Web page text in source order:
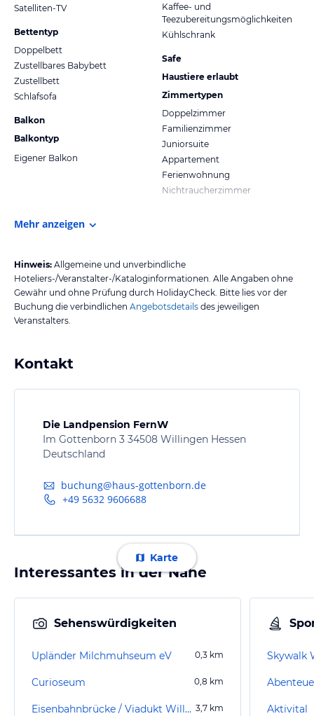
Satelliten-TV
Bettentyp
Doppelbett
Zustellbares Babybett
Zustellbett
Schlafsofa
Balkon
Balkontyp
Eigener Balkon
Kaffee- und
Teezubereitungsmöglichkeiten
Kühlschrank
Safe
Haustiere erlaubt
Zimmertypen
Doppelzimmer
Familienzimmer
Juniorsuite
Appartement
Ferienwohnung
Nichtraucherzimmer
Mehr anzeigen
Hinweis: Allgemeine und unverbindliche
Hoteliers-/Veranstalter-/Kataloginformationen. Alle Angaben ohne
Gewähr und ohne Prüfung durch HolidayCheck. Bitte lies vor der
Buchung die verbindlichen Angebotsdetails des jeweiligen
Veranstalters.
Kontakt
Die Landpension FernW
Im Gottenborn 3 34508 Willingen Hessen
Deutschland
buchung@haus-gottenborn.de
+49 5632 9606688
Karte
Interessantes in der Nähe
Sehenswürdigkeiten
Upländer Milchmuhseum eV 0,3 km
Curioseum 0,8 km
Eisenbahnbrücke / Viadukt Willingen 3,7 km
Skywalk
Aktivital